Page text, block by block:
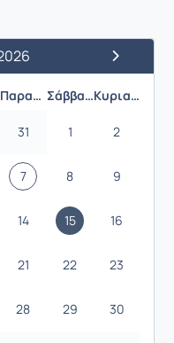
Επόμενος
Παρασκευή Σάββατο Κυριακή
31 1 2
7 8 9
14 15 16
21 22 23
28 29 30